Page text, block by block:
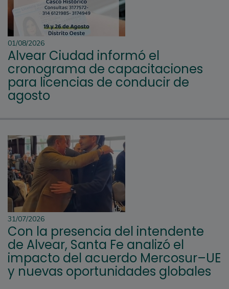
01/08/2026
Alvear Ciudad informó el
cronograma de capacitaciones
para licencias de conducir de
agosto
31/07/2026
Con la presencia del intendente
de Alvear, Santa Fe analizó el
impacto del acuerdo Mercosur–UE
y nuevas oportunidades globales